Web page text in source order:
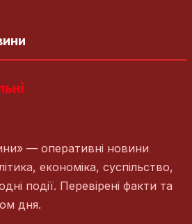
— оперативні новини
економіка, суспільство,
події. Перевірені факти та
дня.